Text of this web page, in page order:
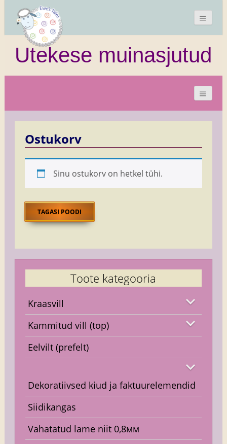
Utekese muinasjutud
Ostukorv
Sinu ostukorv on hetkel tühi.
TAGASI POODI
Toote kategooria
Kraasvill
Kammitud vill (top)
Eelvilt (prefelt)
Dekoratiivsed kiud ja faktuurelemendid
Siidikangas
Vahatatud lame niit 0,8мм